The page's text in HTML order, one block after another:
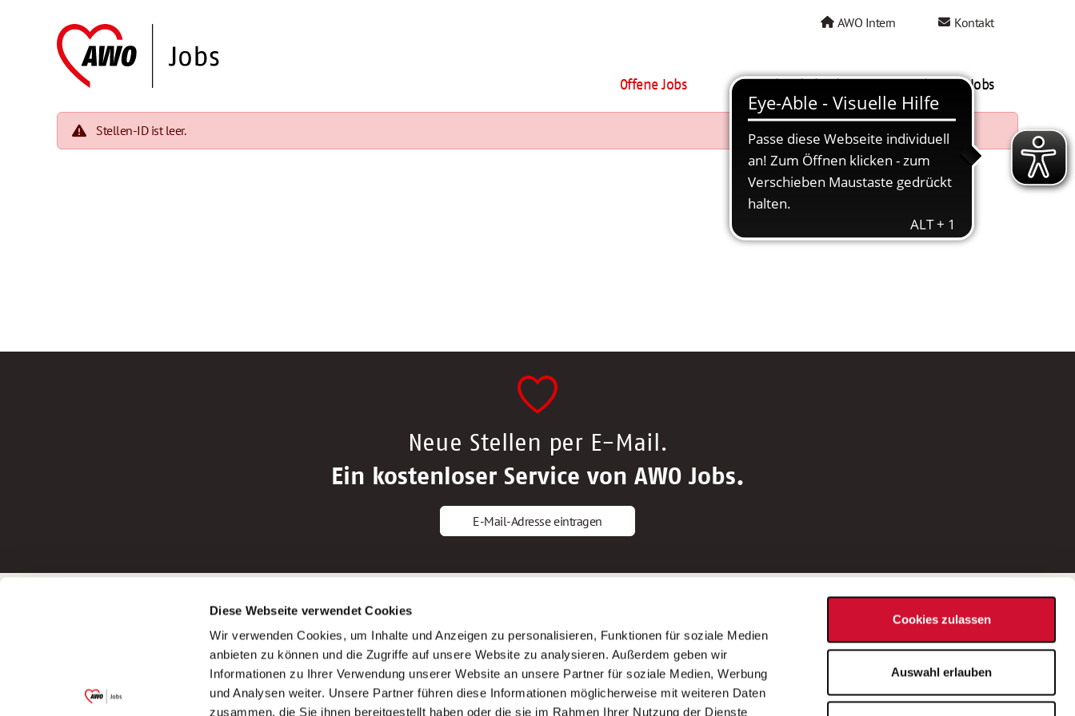
Diese Webseite verwendet Cookies
Wir verwenden Cookies, um Inhalte und Anzeigen zu personalisieren, Funktionen für soziale Medien
anbieten zu können und die Zugriffe auf unsere Website zu analysieren. Außerdem geben wir
Informationen zu Ihrer Verwendung unserer Website an unsere Partner für soziale Medien, Werbung
und Analysen weiter. Unsere Partner führen diese Informationen möglicherweise mit weiteren Daten
zusammen, die Sie ihnen bereitgestellt haben oder die sie im Rahmen Ihrer Nutzung der Dienste
Cookies zulassen
Auswahl erlauben
AWO Intern Kontakt
Offene Jobs AWO als Arbeitgeber Mein AWO Jobs
Stellen-ID ist leer.
Neue Stellen per E-Mail.
Ein kostenloser Service von AWO Jobs.
E-Mail-Adresse eintragen
Garitz Bewirtschaftungsbetriebe GmbH
(Ein Tochterunternehmen des AWO
Bezirksverbandes Unterfranken e.V.)
Bewerbungstipps
Bewerbung als Altenpfleger*in
Bewerbung als Krankenpfleger*in
Bewerbung als Altenpflegehelfer*in
Bewerbung als Erzieher*in
AWO Gliederungen nach Bundesland
Stellenangebote nach Bundesländern
Sitemap
Impressum
Datenschutz
Bei Fragen zu einer Stellenausschreibung
wenden Sie sich bitte an die*den in der
Stellenausschreibung genannte*n